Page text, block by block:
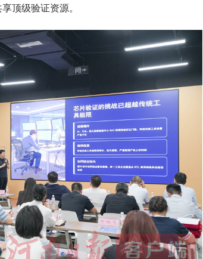
顶级验证资源。